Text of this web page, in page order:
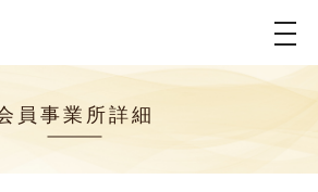
員事業所詳細